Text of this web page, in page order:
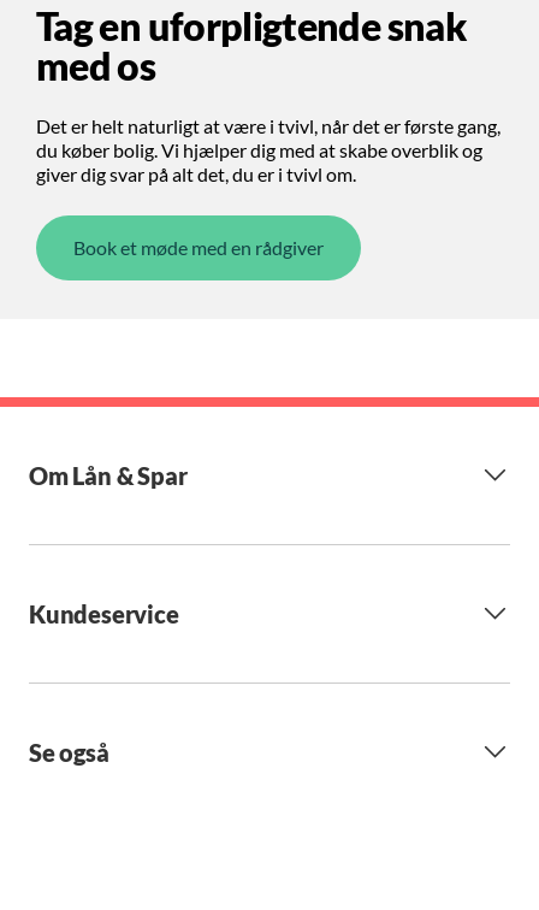
Tag en uforpligtende snak
med os
Det er helt naturligt at være i tvivl, når det er første gang,
du køber bolig. Vi hjælper dig med at skabe overblik og
giver dig svar på alt det, du er i tvivl om.
Book et møde med en rådgiver
Om Lån & Spar
Kundeservice
Se også